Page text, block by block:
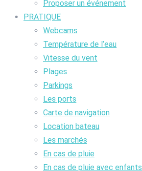
Proposer un événement
PRATIQUE
Webcams
Température de l’eau
Vitesse du vent
Plages
Parkings
Les ports
Carte de navigation
Location bateau
Les marchés
En cas de pluie
En cas de pluie avec enfants